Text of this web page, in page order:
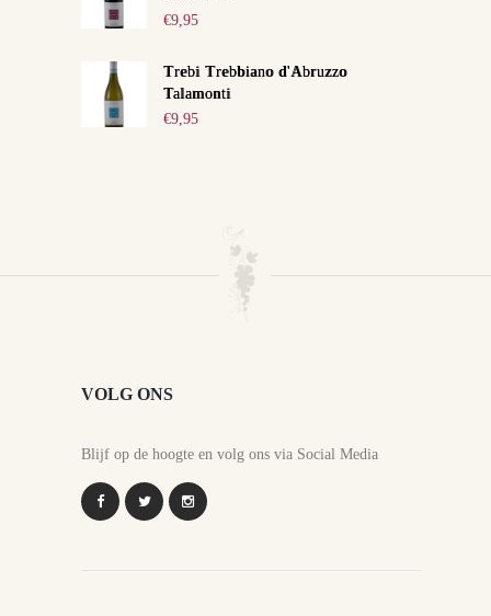
€9,95
Trebi Trebbiano d'Abruzzo
Talamonti
€9,95
VOLG ONS
Blijf op de hoogte en volg ons via Social Media